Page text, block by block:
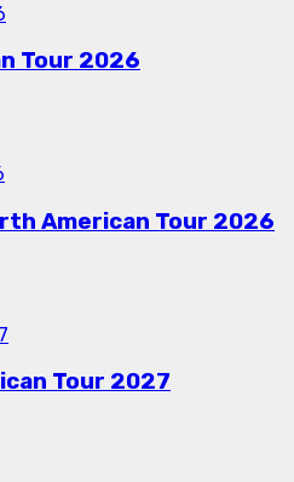
Tour 2026
American Tour 2026
Tour 2027